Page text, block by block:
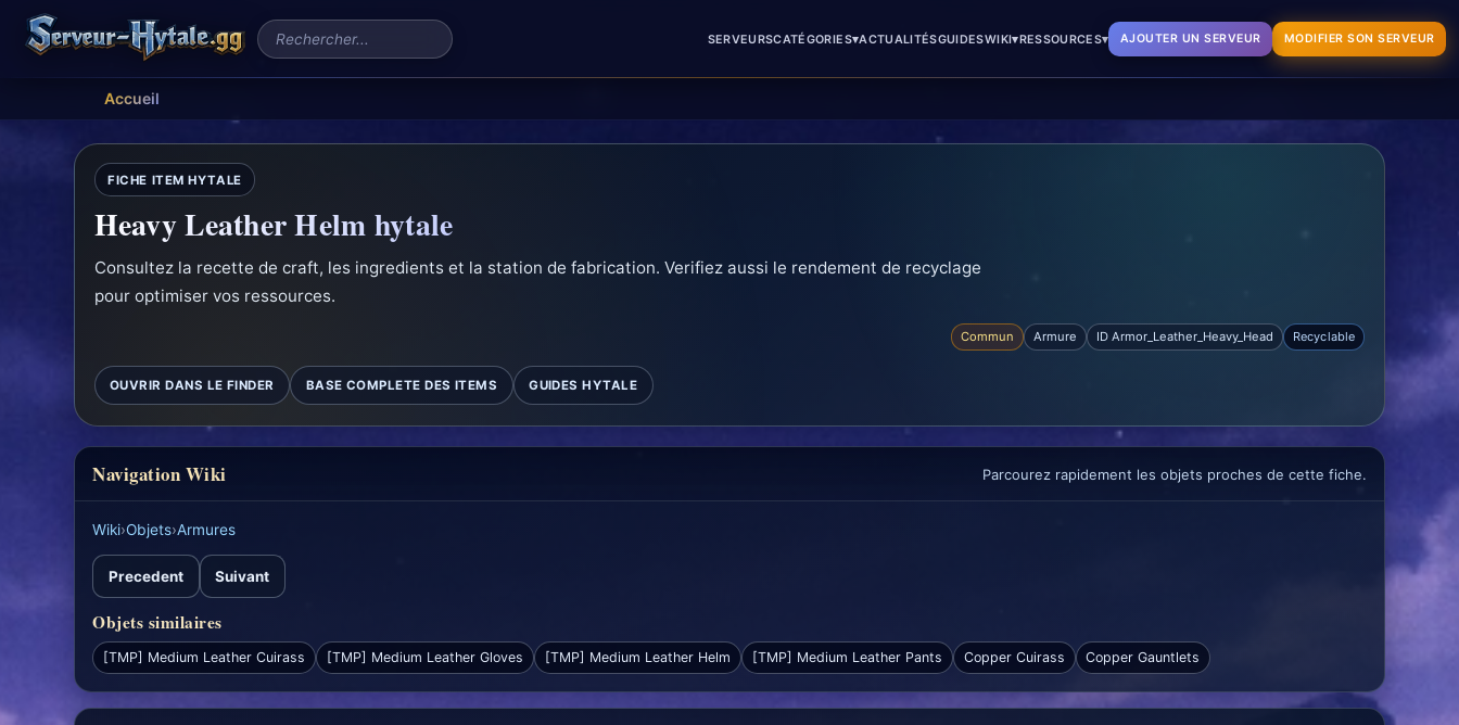
Rechercher un serveur SERVEURSCATÉGORIES▾ACTUALITÉSGUIDESWIKI▾RESSOURCES▾ AJOUTER UN SERVEUR MODIFIER SON SERVEUR
Accueil
FICHE ITEM HYTALE
Heavy Leather Helm hytale
Consultez la recette de craft, les ingredients et la station de fabrication. Verifiez aussi le rendement de recyclage
pour optimiser vos ressources.
Commun Armure ID Armor_Leather_Heavy_Head Recyclable
OUVRIR DANS LE FINDER BASE COMPLETE DES ITEMS GUIDES HYTALE
Navigation Wiki Parcourez rapidement les objets proches de cette fiche.
Wiki›Objets›Armures
Precedent Suivant
Objets similaires
[TMP] Medium Leather Cuirass [TMP] Medium Leather Gloves [TMP] Medium Leather Helm [TMP] Medium Leather Pants Copper Cuirass Copper Gauntlets